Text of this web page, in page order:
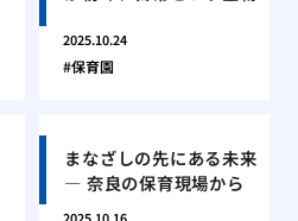
2025.10.24
保育園
まなざしの先にある未来
― 奈良の保育現場から